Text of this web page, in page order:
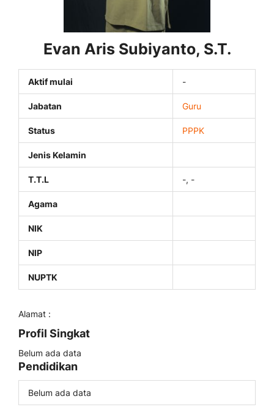
Evan Aris Subiyanto, S.T.
Aktif mulai -
Jabatan Guru
Status PPPK
Jenis Kelamin
T.T.L -, -
Agama
NIK
NIP
NUPTK
Alamat :
Profil Singkat
Belum ada data
Pendidikan
Belum ada data